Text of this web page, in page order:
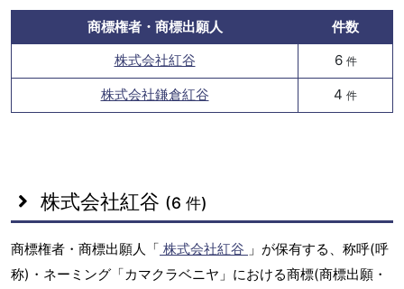
商標権者・商標出願人
件数
株式会社紅谷
6 件
株式会社鎌倉紅谷 4 件
株式会社紅谷 (6 件)
商標権者・商標出願人「 株式会社紅谷 」が保有する、称呼(呼
称)・ネーミング「カマクラベニヤ」における商標(商標出願・